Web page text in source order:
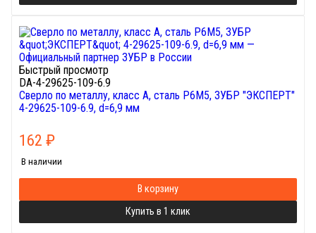
Быстрый просмотр
DA-4-29625-109-6.9
Сверло по металлу, класс А, сталь Р6М5, ЗУБР "ЭКСПЕРТ"
4-29625-109-6.9, d=6,9 мм
162 ₽
В наличии
В корзину
Купить в 1 клик